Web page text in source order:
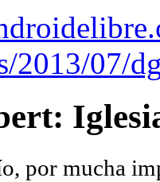
2013/07/
por mucha